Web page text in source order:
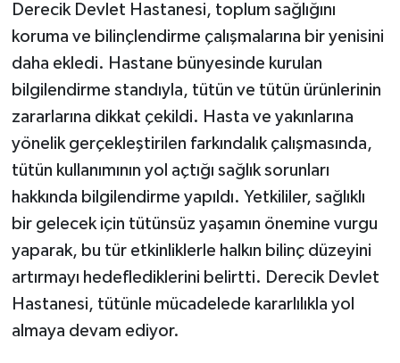
Derecik Devlet Hastanesi, toplum sağlığını
koruma ve bilinçlendirme çalışmalarına bir yenisini
daha ekledi. Hastane bünyesinde kurulan
bilgilendirme standıyla, tütün ve tütün ürünlerinin
zararlarına dikkat çekildi. Hasta ve yakınlarına
yönelik gerçekleştirilen farkındalık çalışmasında,
tütün kullanımının yol açtığı sağlık sorunları
hakkında bilgilendirme yapıldı. Yetkililer, sağlıklı
bir gelecek için tütünsüz yaşamın önemine vurgu
yaparak, bu tür etkinliklerle halkın bilinç düzeyini
artırmayı hedeflediklerini belirtti. Derecik Devlet
Hastanesi, tütünle mücadelede kararlılıkla yol
almaya devam ediyor.